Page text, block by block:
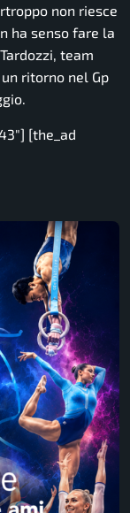
non riesce
ha senso fare la
team
ritorno nel Gp
[the_ad